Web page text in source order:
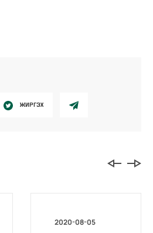
ЖИРГЭХ
2020-08-05